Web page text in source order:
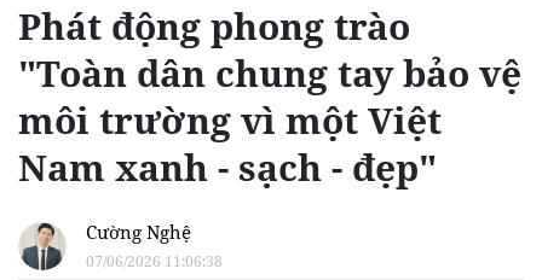
Phát động phong trào
"Toàn dân chung tay bảo vệ
môi trường vì một Việt
Nam xanh - sạch - đẹp"
Cường Nghệ
07/06/2026 11:06:38